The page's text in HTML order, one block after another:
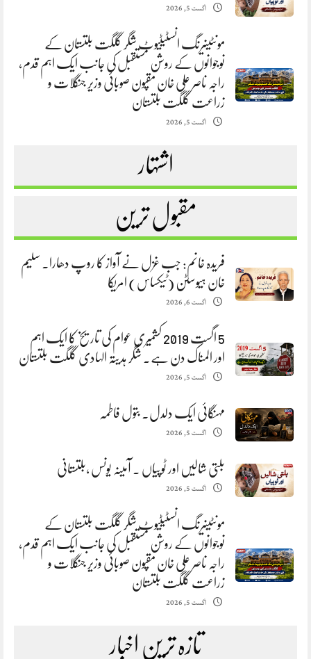
اگست 5, 2026
مونٹینیرنگ انسٹیٹیوٹ شگر گلگت بلتستان کے
نوجوانوں کے روشن مستقبل کی جانب ایک اہم قدم،
راجہ ناصر علی خان مقپون صوبائی وزیر جنگلات و
زراعت گلگت بلتستان
اگست 5, 2026
اشتہار
مقبول ترین
فریدہ خانم: جب غزل نے آواز کا روپ دھارا. سلیم
خان ہیوسٹن (ٹیکساس) امریکا
اگست 6, 2026
5 اگست 2019 کشمیری عوام کی تاریخ کا ایک اہم
اور المناک دن ہے. شگر ہدیتہ الہادی گلگت بلتستان
اگست 5, 2026
مہنگائی ایک دلدل. بتول فاطمہ
اگست 5, 2026
بلتی شالیں اور ٹوپیاں . آمینہ یونس ،بلتستانی
اگست 5, 2026
مونٹینیرنگ انسٹیٹیوٹ شگر گلگت بلتستان کے
نوجوانوں کے روشن مستقبل کی جانب ایک اہم قدم،
راجہ ناصر علی خان مقپون صوبائی وزیر جنگلات و
زراعت گلگت بلتستان
اگست 5, 2026
تازہ ترین اخبار